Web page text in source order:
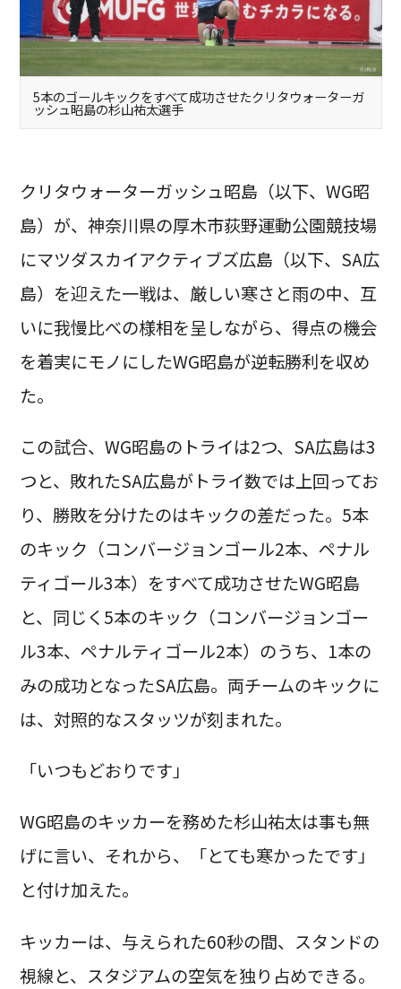
5本のゴールキックをすべて成功させたクリタウォーターガ
ッシュ昭島の杉山祐太選手
クリタウォーターガッシュ昭島（以下、WG昭
島）が、神奈川県の厚木市荻野運動公園競技場
にマツダスカイアクティブズ広島（以下、SA広
島）を迎えた一戦は、厳しい寒さと雨の中、互
いに我慢比べの様相を呈しながら、得点の機会
を着実にモノにしたWG昭島が逆転勝利を収め
た。
この試合、WG昭島のトライは2つ、SA広島は3
つと、敗れたSA広島がトライ数では上回ってお
り、勝敗を分けたのはキックの差だった。5本
のキック（コンバージョンゴール2本、ペナル
ティゴール3本）をすべて成功させたWG昭島
と、同じく5本のキック（コンバージョンゴー
ル3本、ペナルティゴール2本）のうち、1本の
みの成功となったSA広島。両チームのキックに
は、対照的なスタッツが刻まれた。
「いつもどおりです」
WG昭島のキッカーを務めた杉山祐太は事も無
げに言い、それから、「とても寒かったです」
と付け加えた。
キッカーは、与えられた60秒の間、スタンドの
視線と、スタジアムの空気を独り占めできる。